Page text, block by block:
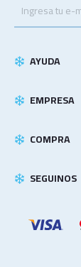
AYUDA
EMPRESA
COMPRA
SEGUINOS